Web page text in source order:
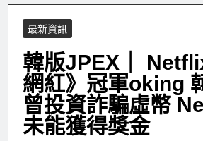
最新資訊
韓版JPEX｜
網紅》冠軍oking
曾投資詐騙虛幣
未能獲得獎金